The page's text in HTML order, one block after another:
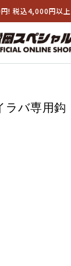
! 税込4,000円以
ラバ専用鈎